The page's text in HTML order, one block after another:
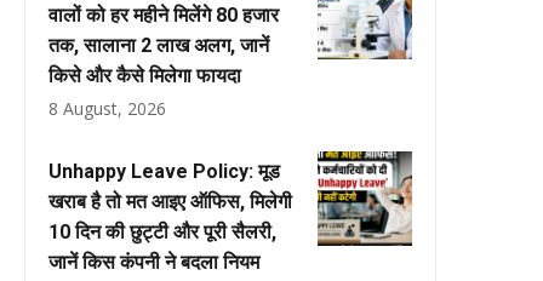
वालों को हर महीने मिलेंगे ₹80 हजार
तक, सालाना ₹2 लाख अलग, जानें
किसे और कैसे मिलेगा फायदा
8 August, 2026
Unhappy Leave Policy: मूड
खराब है तो मत आइए ऑफिस, मिलेगी
10 दिन की छुट्टी और पूरी सैलरी,
जानें किस कंपनी ने बदला नियम